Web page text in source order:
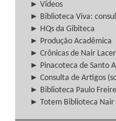
► Vídeos
► Biblioteca Viva:
► HQs da Gibiteca
► Produção Acadêmica
► Crônicas de Nair
► Pinacoteca de Santo
► Consulta de Artigos
► Biblioteca Paulo Freire
► Totem Biblioteca Nair